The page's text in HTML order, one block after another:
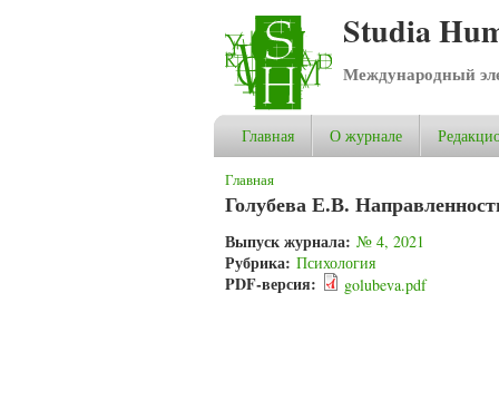
Studia
Международный
Главная О журнале
Вы здесь
Главная
Голубева Е.В.
Выпуск журнала: № 4, 2021
Рубрика: Психология
PDF-версия: golubeva.pdf